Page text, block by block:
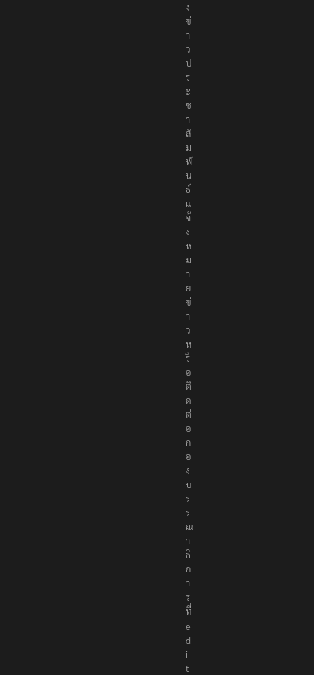
ง
ข่
า
ว
ป
ร
ะ
ช
า
สั
ม
พั
น
ธ์
แ
จ้
ง
ห
ม
า
ย
ข่
า
ว
ห
รื
อ
ติ
ด
ต่
อ
ก
อ
ง
บ
ร
ร
ณ
า
ธิ
ก
า
ร
ที่
e
d
i
t